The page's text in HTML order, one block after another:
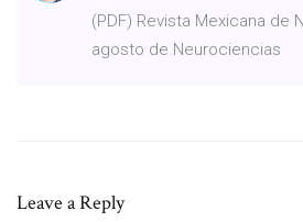
(PDF) Revista Mexicana de
agosto de Neurociencias
Leave a Reply